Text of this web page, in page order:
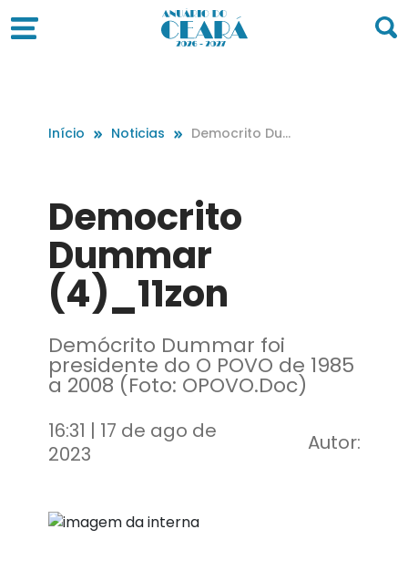
Início Noticias
Democrito Dum
Democrito
Dummar
(4)_11zon
Demócrito Dummar foi
presidente do O POVO de 1985
a 2008 (Foto: OPOVO.Doc)
16:31 | 17 de ago de
2023
Autor: